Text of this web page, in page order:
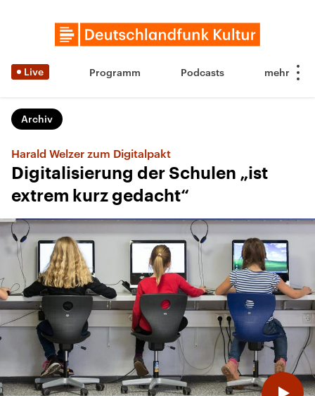
Live Programm Podcasts
Archiv
Harald Welzer zum Digitalpakt
Digitalisierung der Schulen „ist
extrem kurz gedacht“